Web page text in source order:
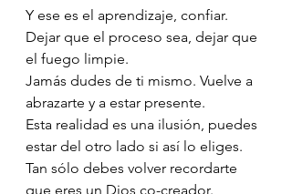
Y ese es el aprendizaje, confiar.
Dejar que el proceso sea, dejar que
el fuego limpie.
Jamás dudes de ti mismo. Vuelve a
abrazarte y a estar presente.
Esta realidad es una ilusión, puedes
estar del otro lado si así lo eliges.
Tan sólo debes volver recordarte
que eres un Dios co-creador.